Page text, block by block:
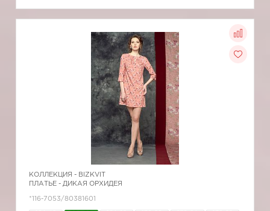
КОЛЛЕКЦИЯ - BIZKVIT
ПЛАТЬЕ - ДИКАЯ ОРХИДЕЯ
*116-7053/80381601